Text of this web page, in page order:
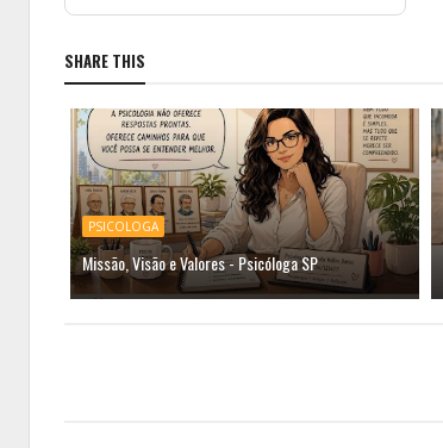
SHARE THIS
PSICOLOGA
Missão, Visão e Valores - Psicóloga SP